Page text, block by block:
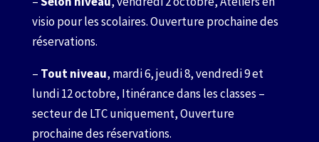
visio pour les scolaires. Ouverture prochaine des
réservations.
– Tout niveau, mardi 6, jeudi 8, vendredi 9 et
lundi 12 octobre, Itinérance dans les classes –
secteur de LTC uniquement, Ouverture
prochaine des réservations.